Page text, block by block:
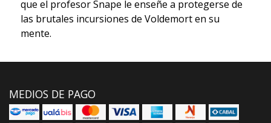
que el profesor Snape le enseñe a protegerse de
las brutales incursiones de Voldemort en su
mente.
MEDIOS DE PAGO